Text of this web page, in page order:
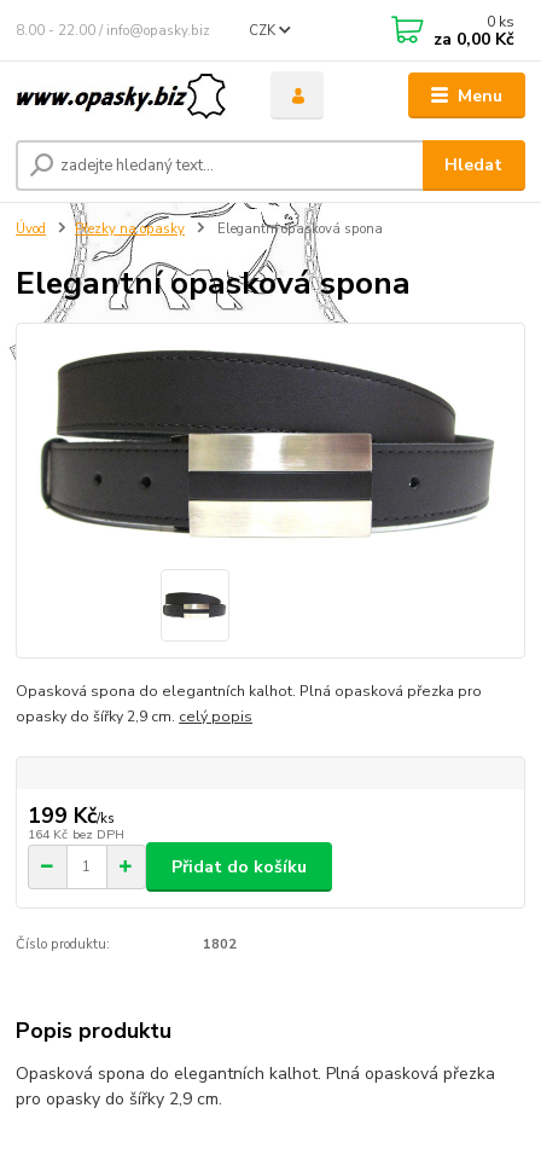
Menu
CZK
Hledat
8.00 - 22.00 / info@opasky.biz 0 ks
za 0,00 Kč
Úvod Přezky na opasky Elegantní opasková spona
Elegantní opasková spona
Opasková spona do elegantních kalhot. Plná opasková přezka pro
opasky do šířky 2,9 cm. celý popis
199 Kč/ks
164 Kč bez DPH
Přidat do košíku
Číslo produktu: 1802
Popis produktu
Opasková spona do elegantních kalhot. Plná opasková přezka
pro opasky do šířky 2,9 cm.